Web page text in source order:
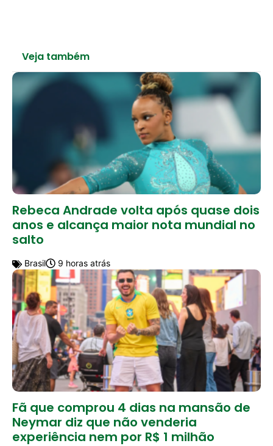
Veja também
Rebeca Andrade volta após quase dois
anos e alcança maior nota mundial no
salto
Brasil 9 horas atrás
Fã que comprou 4 dias na mansão de
Neymar diz que não venderia
experiência nem por R$ 1 milhão